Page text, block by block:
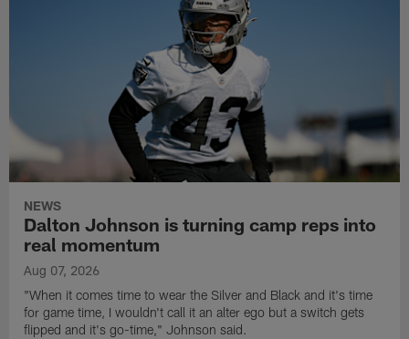
NEWS
Dalton Johnson is turning camp reps into
real momentum
Aug 07, 2026
"When it comes time to wear the Silver and Black and it's time
for game time, I wouldn't call it an alter ego but a switch gets
flipped and it's go-time," Johnson said.